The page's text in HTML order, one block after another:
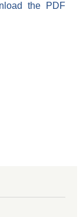
the PDF